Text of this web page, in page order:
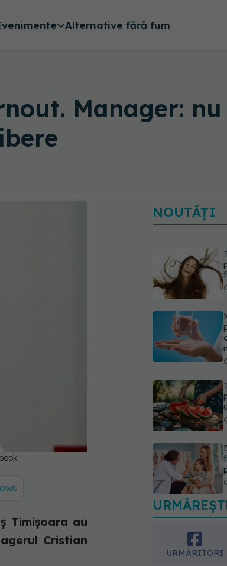
Alternative fără fum
Manager:
Timișoara au
Cristian
NOUTĂȚI
URMĂRITORI